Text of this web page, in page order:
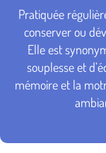
Pratiquée
conserver ou
Elle est
souplesse et
mémoire et la